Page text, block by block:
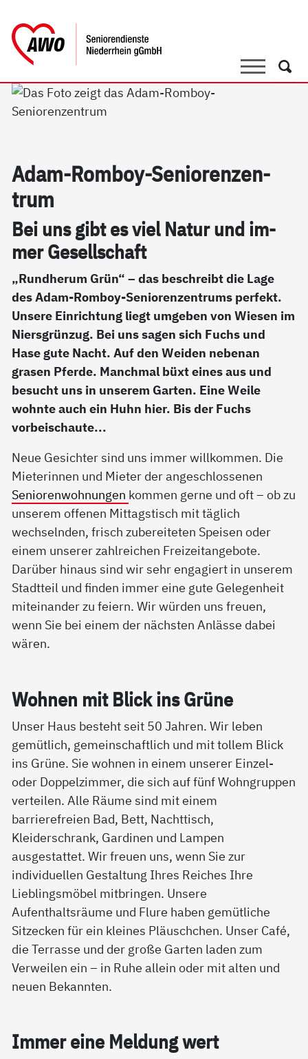
SucheSuche
Adam-Rom­boy-Se­nio­ren­zen­
trum
Bei uns gibt es viel Na­tur und im­
mer Ge­sell­schaft
„Rundherum Grün“ – das beschreibt die Lage
des Adam-Romboy-Seniorenzentrums perfekt.
Unsere Einrichtung liegt umgeben von Wiesen im
Niersgrünzug. Bei uns sagen sich Fuchs und
Hase gute Nacht. Auf den Weiden nebenan
grasen Pferde. Manchmal büxt eines aus und
besucht uns in unserem Garten. Eine Weile
wohnte auch ein Huhn hier. Bis der Fuchs
vorbeischaute...
Neue Gesichter sind uns immer willkommen. Die
Mieterinnen und Mieter der angeschlossenen
Seniorenwohnungen kommen gerne und oft – ob zu
unserem offenen Mittagstisch mit täglich
wechselnden, frisch zubereiteten Speisen oder
einem unserer zahlreichen Freizeitangebote.
Darüber hinaus sind wir sehr engagiert in unserem
Stadtteil und finden immer eine gute Gelegenheit
miteinander zu feiern. Wir würden uns freuen,
wenn Sie bei einem der nächsten Anlässe dabei
wären.
Woh­nen mit Blick ins Grü­ne
Unser Haus besteht seit 50 Jahren. Wir leben
gemütlich, gemeinschaftlich und mit tollem Blick
ins Grüne. Sie wohnen in einem unserer Einzel-
oder Doppelzimmer, die sich auf fünf Wohngruppen
verteilen. Alle Räume sind mit einem
barrierefreien Bad, Bett, Nachttisch,
Kleiderschrank, Gardinen und Lampen
ausgestattet. Wir freuen uns, wenn Sie zur
individuellen Gestaltung Ihres Reiches Ihre
Lieblingsmöbel mitbringen. Unsere
Aufenthaltsräume und Flure haben gemütliche
Sitzecken für ein kleines Pläuschchen. Unser Café,
die Terrasse und der große Garten laden zum
Verweilen ein – in Ruhe allein oder mit alten und
neuen Bekannten.
Im­mer ei­ne Mel­dung wert